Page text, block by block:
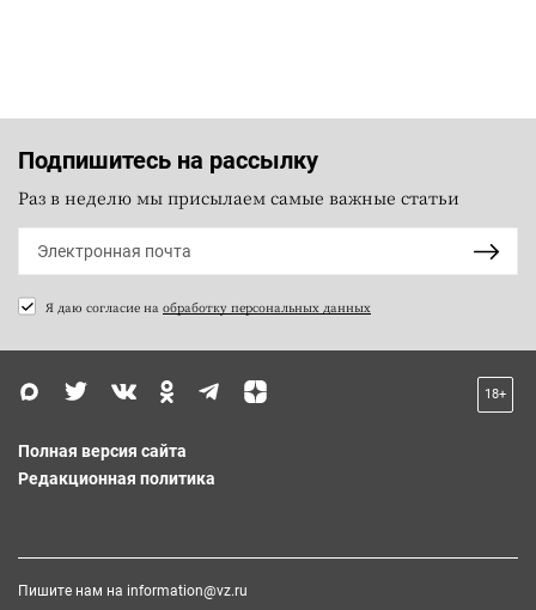
Подпишитесь на рассылку
Раз в неделю мы присылаем самые важные статьи
Я даю согласие на обработку персональных данных
18+
Полная версия сайта
Редакционная политика
Пишите нам на information@vz.ru